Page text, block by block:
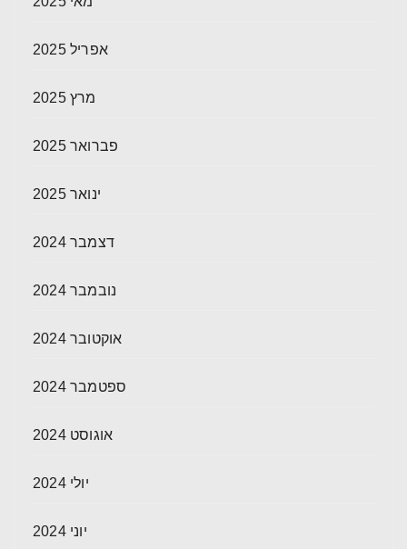
אפריל 2025
מרץ 2025
פברואר 2025
ינואר 2025
דצמבר 2024
נובמבר 2024
אוקטובר 2024
ספטמבר 2024
אוגוסט 2024
יולי 2024
יוני 2024